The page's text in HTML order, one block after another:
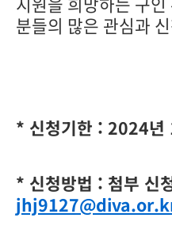
분들의 많은 관심과
* 신청기한 : 2024년
* 신청방법 : 첨부 신